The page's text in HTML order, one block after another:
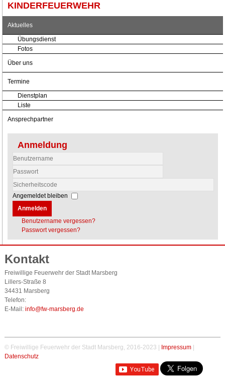
KINDERFEUERWEHR
Aktuelles
Übungsdienst
Fotos
Über uns
Termine
Dienstplan
Liste
Ansprechpartner
Anmeldung
Benutzername
Passwort
Sicherheitscode
Angemeldet bleiben
Anmelden
Benutzername vergessen?
Passwort vergessen?
Kontakt
Freiwillige Feuerwehr der Stadt Marsberg
Lillers-Straße 8
34431 Marsberg
Telefon:
E-Mail: info@fw-marsberg.de
© Freiwillige Feuerwehr der Stadt Marsberg, 2016-2023 | Impressum|
Datenschutz